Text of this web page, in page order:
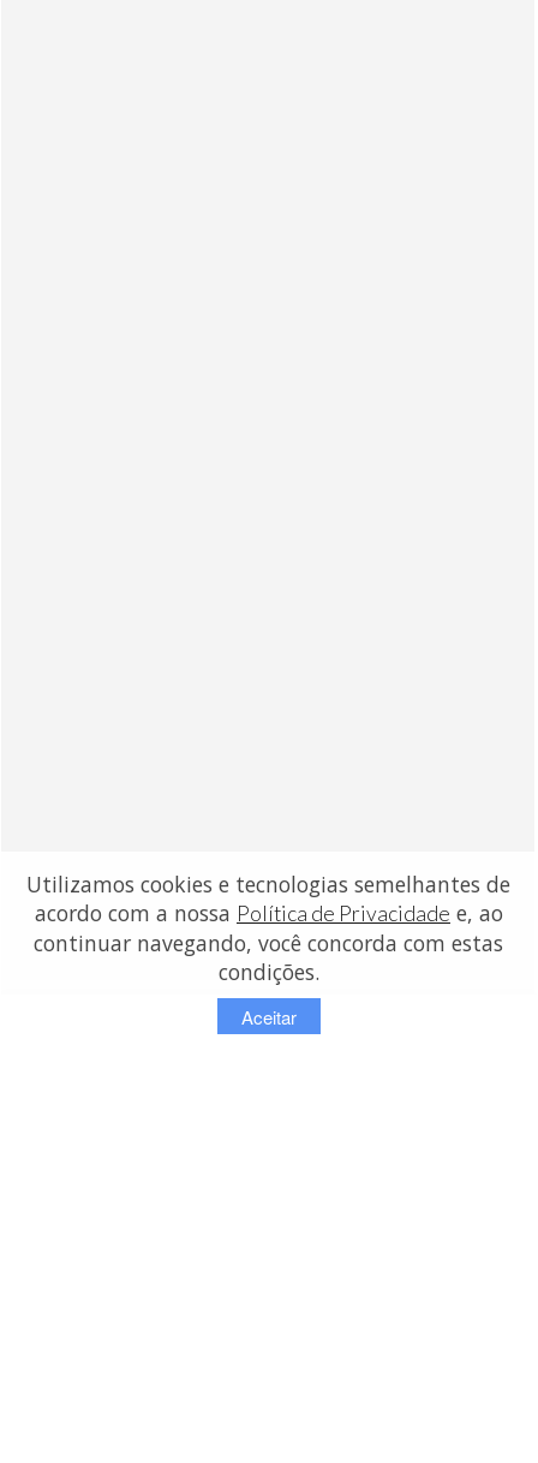
Utilizamos cookies e tecnologias semelhantes de
acordo com a nossa Política de Privacidade e, ao
continuar navegando, você concorda com estas
condições.
Aceitar